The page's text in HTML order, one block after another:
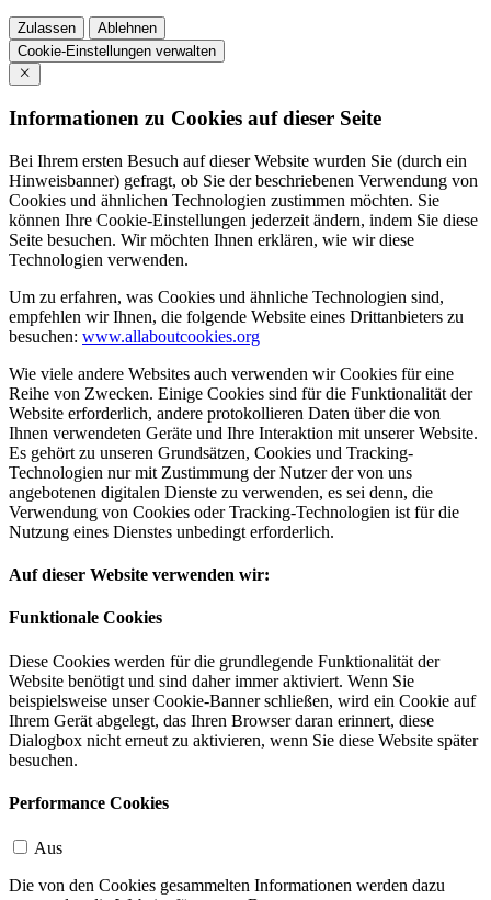
Zulassen
Ablehnen
Cookie-Einstellungen verwalten
Informationen zu Cookies auf dieser Seite
Bei Ihrem ersten Besuch auf dieser Website wurden Sie (durch ein
Hinweisbanner) gefragt, ob Sie der beschriebenen Verwendung von
Cookies und ähnlichen Technologien zustimmen möchten. Sie
können Ihre Cookie-Einstellungen jederzeit ändern, indem Sie diese
Seite besuchen. Wir möchten Ihnen erklären, wie wir diese
Technologien verwenden.
Um zu erfahren, was Cookies und ähnliche Technologien sind,
empfehlen wir Ihnen, die folgende Website eines Drittanbieters zu
besuchen: www.allaboutcookies.org
Wie viele andere Websites auch verwenden wir Cookies für eine
Reihe von Zwecken. Einige Cookies sind für die Funktionalität der
Website erforderlich, andere protokollieren Daten über die von
Ihnen verwendeten Geräte und Ihre Interaktion mit unserer Website.
Es gehört zu unseren Grundsätzen, Cookies und Tracking-
Technologien nur mit Zustimmung der Nutzer der von uns
angebotenen digitalen Dienste zu verwenden, es sei denn, die
Verwendung von Cookies oder Tracking-Technologien ist für die
Nutzung eines Dienstes unbedingt erforderlich.
Auf dieser Website verwenden wir:
Funktionale Cookies
Diese Cookies werden für die grundlegende Funktionalität der
Website benötigt und sind daher immer aktiviert. Wenn Sie
beispielsweise unser Cookie-Banner schließen, wird ein Cookie auf
Ihrem Gerät abgelegt, das Ihren Browser daran erinnert, diese
Dialogbox nicht erneut zu aktivieren, wenn Sie diese Website später
besuchen.
Performance Cookies
Aus
Die von den Cookies gesammelten Informationen werden dazu